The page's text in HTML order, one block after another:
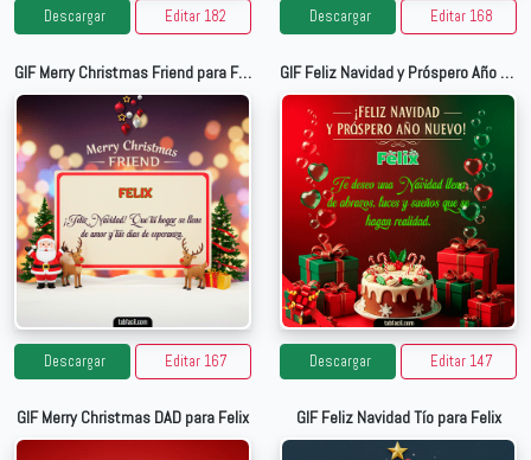
Descargar Editar 182 Descargar Editar 168
GIF Merry Christmas Friend para Felix
Descargar Editar 167
GIF Feliz Navidad y Próspero Año Nuevo para Felix
Descargar Editar 147
GIF Merry Christmas DAD para Felix GIF Feliz Navidad Tío para Felix